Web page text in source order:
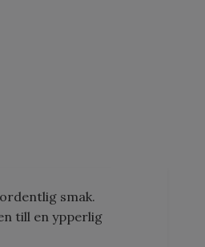
smak.
till en ypperlig